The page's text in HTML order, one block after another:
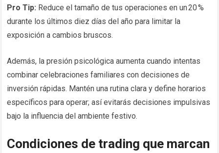
Pro Tip: Reduce el tamaño de tus operaciones en un 20 %
durante los últimos diez días del año para limitar la
exposición a cambios bruscos.
Además, la presión psicológica aumenta cuando intentas
combinar celebraciones familiares con decisiones de
inversión rápidas. Mantén una rutina clara y define horarios
específicos para operar; así evitarás decisiones impulsivas
bajo la influencia del ambiente festivo.
Condiciones de trading que marcan